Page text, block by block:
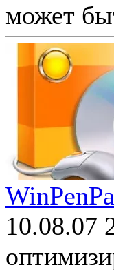
может
10.08.07